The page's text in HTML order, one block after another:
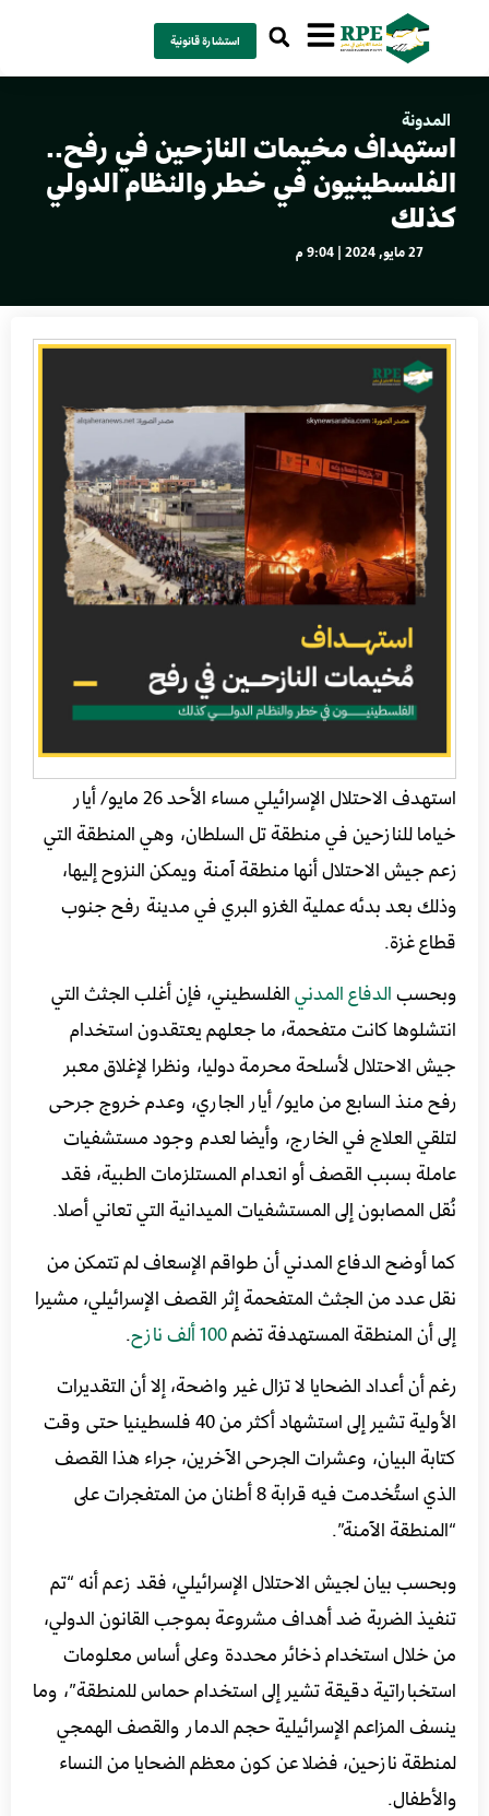
استشارة قانونية
المدونة
استهداف مخيمات النازحين في رفح..
الفلسطينيون في خطر والنظام الدولي
كذلك
27 مايو, 2024 | 9:04 م
استهدف الاحتلال الإسرائيلي مساء الأحد 26 مايو/ أيار
خياما للنازحين في منطقة تل السلطان، وهي المنطقة التي
زعم جيش الاحتلال أنها منطقة آمنة ويمكن النزوح إليها،
وذلك بعد بدئه عملية الغزو البري في مدينة رفح جنوب
قطاع غزة.
وبحسبالدفاع المدنيالفلسطيني، فإن أغلب الجثث التي
انتشلوها كانت متفحمة، ما جعلهم يعتقدون استخدام
جيش الاحتلال لأسلحة محرمة دوليا، ونظرا لإغلاق معبر
رفح منذ السابع من مايو/ أيار الجاري، وعدم خروج جرحى
لتلقي العلاج في الخارج، وأيضا لعدم وجود مستشفيات
عاملة بسبب القصف أو انعدام المستلزمات الطبية، فقد
نُقل المصابون إلى المستشفيات الميدانية التي تعاني أصلا.
كما أوضح الدفاع المدني أن طواقم الإسعاف لم تتمكن من
نقل عدد من الجثث المتفحمة إثر القصف الإسرائيلي، مشيرا
إلى أن المنطقة المستهدفة تضم100 ألف نازح
.
رغم أن أعداد الضحايا لا تزال غير واضحة، إلا أن التقديرات
الأولية تشير إلى استشهاد أكثر من 40 فلسطينيا حتى وقت
كتابة البيان، وعشرات الجرحى الآخرين، جراء هذا القصف
الذي استُخدمت فيه قرابة 8 أطنان من المتفجرات على
“المنطقة الآمنة”.
وبحسب بيان لجيش الاحتلال الإسرائيلي، فقد زعم أنه “تم
تنفيذ الضربة ضد أهداف مشروعة بموجب القانون الدولي،
من خلال استخدام ذخائر محددة وعلى أساس معلومات
استخباراتية دقيقة تشير إلى استخدام حماس للمنطقة”، وما
ينسف المزاعم الإسرائيلية حجم الدمار والقصف الهمجي
لمنطقة نازحين، فضلا عن كون معظم الضحايا من النساء
والأطفال.